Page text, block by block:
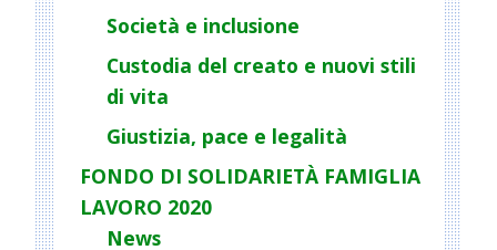
Società e inclusione
Custodia del creato e nuovi stili
di vita
Giustizia, pace e legalità
FONDO DI SOLIDARIETÀ FAMIGLIA
LAVORO 2020
News